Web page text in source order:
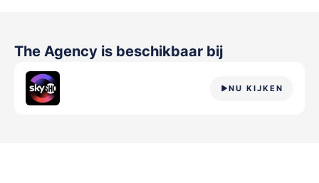
The Agency is beschikbaar bij
NU KIJKEN